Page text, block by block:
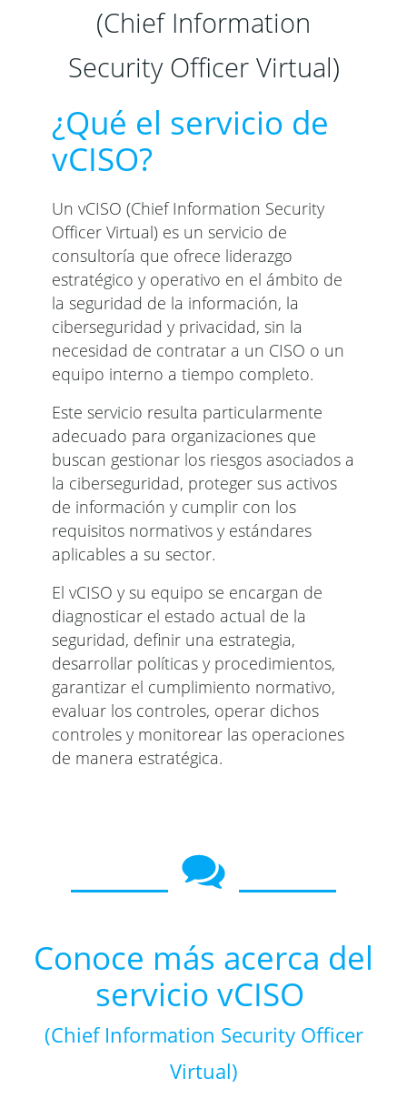
(Chief Information
Security Officer Virtual)
¿Qué el servicio de
vCISO?
Un vCISO (Chief Information Security
Officer Virtual) es un servicio de
consultoría que ofrece liderazgo
estratégico y operativo en el ámbito de
la seguridad de la información, la
ciberseguridad y privacidad, sin la
necesidad de contratar a un CISO o un
equipo interno a tiempo completo.
Este servicio resulta particularmente
adecuado para organizaciones que
buscan gestionar los riesgos asociados a
la ciberseguridad, proteger sus activos
de información y cumplir con los
requisitos normativos y estándares
aplicables a su sector.
El vCISO y su equipo se encargan de
diagnosticar el estado actual de la
seguridad, definir una estrategia,
desarrollar políticas y procedimientos,
garantizar el cumplimiento normativo,
evaluar los controles, operar dichos
controles y monitorear las operaciones
de manera estratégica.
Conoce más acerca del
servicio vCISO
(Chief Information Security Officer
Virtual)